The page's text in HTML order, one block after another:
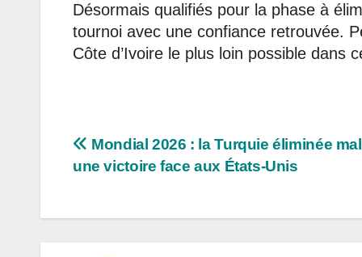
Désormais qualifiés pour la phase à
tournoi avec une confiance retrouvée.
Côte d’Ivoire le plus loin possible dans
Navigation
l’article
Mondial 2026 : la Turquie éliminée
une victoire face aux États-Unis